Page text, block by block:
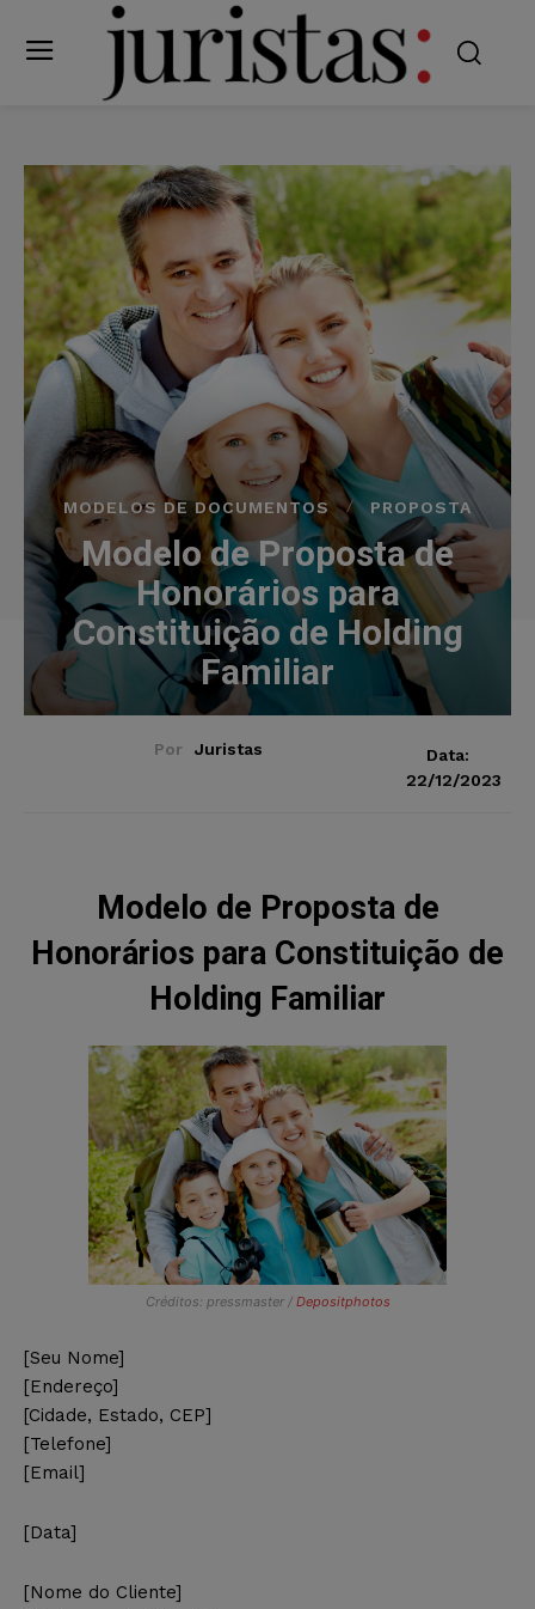
MODELOS DE DOCUMENTOS PROPOSTA
Modelo de Proposta de
Honorários para
Constituição de Holding
Familiar
Por Juristas
Data:
22/12/2023
Modelo de Proposta de
Honorários para Constituição de
Holding Familiar
Créditos: pressmaster / Depositphotos
[Seu Nome]
[Endereço]
[Cidade, Estado, CEP]
[Telefone]
[Email]
[Data]
[Nome do Cliente]